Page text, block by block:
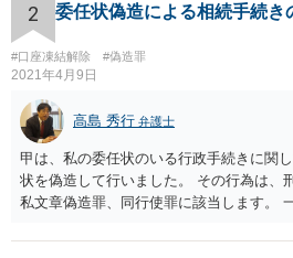
2 委任状偽造による相続手続き
#口座凍結解除 #偽造罪
2021年4月9日
高島 秀行 弁護士
甲は、私の委任状のいる行政手続きに関
状を偽造して行いました。 その行為は
私文章偽造罪、同行使罪に該当します。
か？ 委任状を偽造して使用することは